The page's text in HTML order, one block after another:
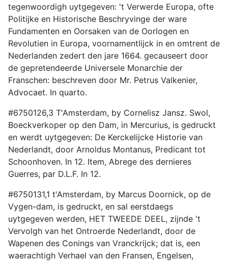
tegenwoordigh uytgegeven: 't Verwerde Europa, ofte
Politijke en Historische Beschryvinge der ware
Fundamenten en Oorsaken van de Oorlogen en
Revolutien in Europa, voornamentlijck in en omtrent de
Nederlanden zedert den jare 1664. gecauseert door
de gepretendeerde Universele Monarchie der
Franschen: beschreven door Mr. Petrus Valkenier,
Advocaet. In quarto.
#6750126,3 T'Amsterdam, by Cornelisz Jansz. Swol,
Boeckverkoper op den Dam, in Mercurius, is gedruckt
en werdt uytgegeven: De Kerckelijcke Historie van
Nederlandt, door Arnoldus Montanus, Predicant tot
Schoonhoven. In 12. Item, Abrege des dernieres
Guerres, par D.L.F. In 12.
#6750131,1 t'Amsterdam, by Marcus Doornick, op de
Vygen-dam, is gedruckt, en sal eerstdaegs
uytgegeven werden, HET TWEEDE DEEL, zijnde 't
Vervolgh van het Ontroerde Nederlandt, door de
Wapenen des Conings van Vranckrijck; dat is, een
waerachtigh Verhael van den Fransen, Engelsen,